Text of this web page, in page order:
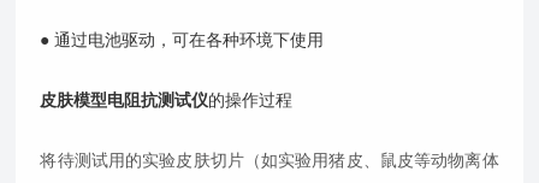
● 通过电池驱动，可在各种环境下使用
皮肤模型电阻抗测试仪的操作过程
将待测试用的实验皮肤切片（如实验用猪皮、鼠皮等动物离体